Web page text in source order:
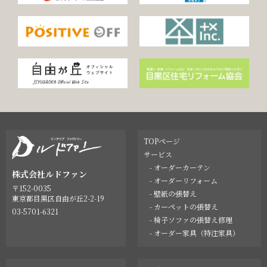
株式会社ルドファン
〒152-0035
東京都目黒区自由が丘2-2-19
03-5701-6321
TOPページ
サービス
- オーダーカーテン
- オーダーリフォーム
- 壁紙の張替え
- カーペットの張替え
- 椅子ソファの張替え修理
- オーダー家具（特注家具）